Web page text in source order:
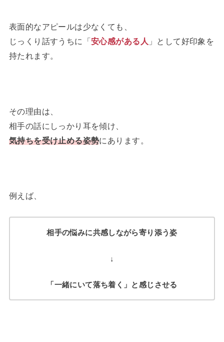
表面的なアピールは少なくても、
じっくり話すうちに「安心感がある人 」として好印象を
持たれます。
その理由は、
相手の話にしっかり耳を傾け、
気持ちを受け止める姿勢にあります。
例えば、
相手の悩みに共感しながら寄り添う姿
↓
「一緒にいて落ち着く」と感じさせる